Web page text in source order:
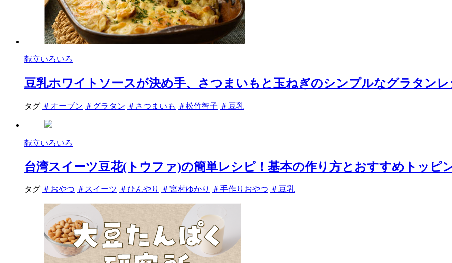
献立いろいろ
豆乳ホワイトソースが決め手、さつまいもと玉ねぎのシンプルなグラタン
タグ ＃オーブン ＃グラタン ＃さつまいも ＃松竹智子 ＃豆乳
献立いろいろ
台湾スイーツ豆花(トウファ)の簡単レシピ！基本の作り方とおすすめトッピ
タグ ＃おやつ ＃スイーツ ＃ひんやり ＃宮村ゆかり ＃手作りおやつ ＃豆乳